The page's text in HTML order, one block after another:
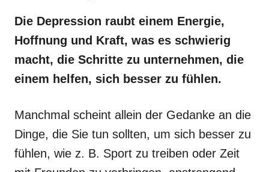
Die Depression raubt einem Energie,
Hoffnung und Kraft, was es schwierig
macht, die Schritte zu unternehmen, die
einem helfen, sich besser zu fühlen.
Manchmal scheint allein der Gedanke an die
Dinge, die Sie tun sollten, um sich besser zu
fühlen, wie z. B. Sport zu treiben oder Zeit